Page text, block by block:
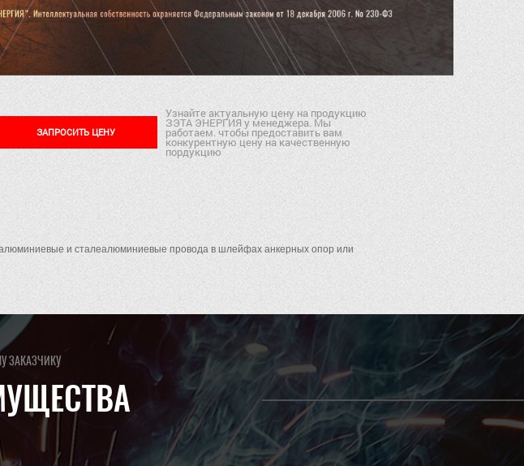
ЗАПРОСИТЬ ЦЕНУ
Узнайте актуальную цену на продукцию
ЗЭТА ЭНЕРГИЯ у менеджера. Мы
работаем. чтобы предоставить вам
конкурентную цену на качественную
пордукцию
и сталеалюминиевые провода в шлейфах анкерных опор или
ЗАКАЗЧИКУ